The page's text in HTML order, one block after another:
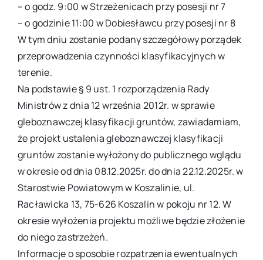
– o godz. 9:00 w Strzeżenicach przy posesji nr 7
– o godzinie 11:00 w Dobiesławcu przy posesji nr 8
W tym dniu zostanie podany szczegółowy porządek
przeprowadzenia czynności klasyfikacyjnych w
terenie.
Na podstawie § 9 ust. 1 rozporządzenia Rady
Ministrów z dnia 12 września 2012r. w sprawie
gleboznawczej klasyfikacji gruntów, zawiadamiam,
że projekt ustalenia gleboznawczej klasyfikacji
gruntów zostanie wyłożony do publicznego wglądu
w okresie od dnia 08.12.2025r. do dnia 22.12.2025r. w
Starostwie Powiatowym w Koszalinie, ul.
Racławicka 13, 75-626 Koszalin w pokoju nr 12. W
okresie wyłożenia projektu możliwe będzie złożenie
do niego zastrzeżeń.
Informacje o sposobie rozpatrzenia ewentualnych